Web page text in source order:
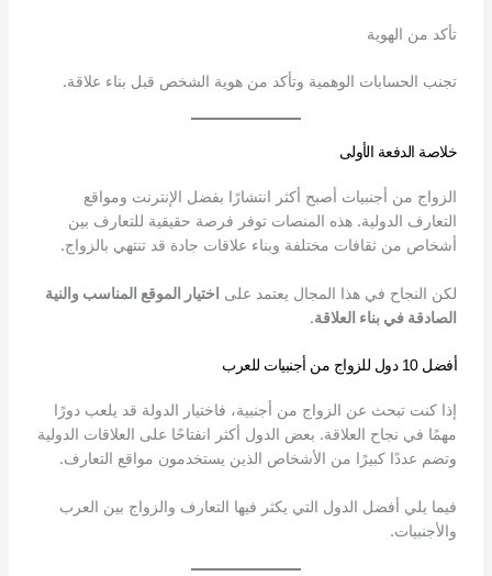
تأكد من الهوية
تجنب الحسابات الوهمية وتأكد من هوية الشخص قبل بناء علاقة.
خلاصة الدفعة الأولى
الزواج من أجنبيات أصبح أكثر انتشارًا بفضل الإنترنت ومواقع
التعارف الدولية. هذه المنصات توفر فرصة حقيقية للتعارف بين
أشخاص من ثقافات مختلفة وبناء علاقات جادة قد تنتهي بالزواج.
لكن النجاح في هذا المجال يعتمد على اختيار الموقع المناسب والنية
الصادقة في بناء العلاقة.
أفضل 10 دول للزواج من أجنبيات للعرب
إذا كنت تبحث عن الزواج من أجنبية، فاختيار الدولة قد يلعب دورًا
مهمًا في نجاح العلاقة. بعض الدول أكثر انفتاحًا على العلاقات الدولية
وتضم عددًا كبيرًا من الأشخاص الذين يستخدمون مواقع التعارف.
فيما يلي أفضل الدول التي يكثر فيها التعارف والزواج بين العرب
والأجنبيات.